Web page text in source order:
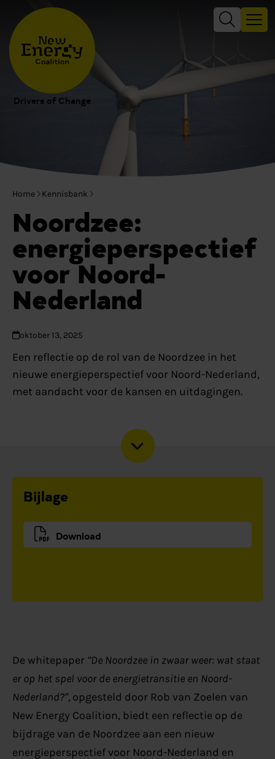
Drivers of Change
Home Kennisbank
Noordzee:
energieperspectief
voor Noord-
Nederland
oktober 13, 2025
Een reflectie op de rol van de Noordzee in het
nieuwe energieperspectief voor Noord-Nederland,
met aandacht voor de kansen en uitdagingen.
Bijlage
Download
De whitepaper “De Noordzee in zwaar weer: wat staat
er op het spel voor de energietransitie en Noord-
Nederland?”, opgesteld door Rob van Zoelen van
New Energy Coalition, biedt een reflectie op de
bijdrage van de Noordzee aan een nieuw
energieperspectief voor Noord-Nederland en